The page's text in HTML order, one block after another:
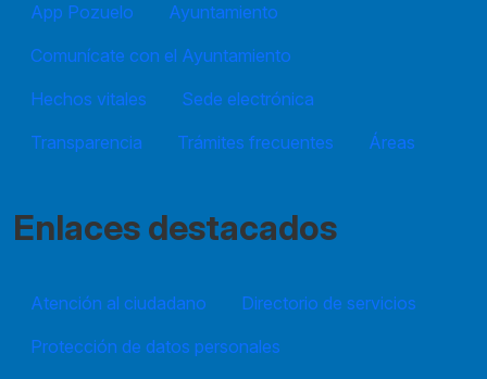
App Pozuelo
Ayuntamiento
Comunícate con el Ayuntamiento
Hechos vitales
Sede electrónica
Transparencia
Trámites frecuentes Áreas
Enlaces destacados
Atención al ciudadano
Directorio de servicios
Protección de datos personales